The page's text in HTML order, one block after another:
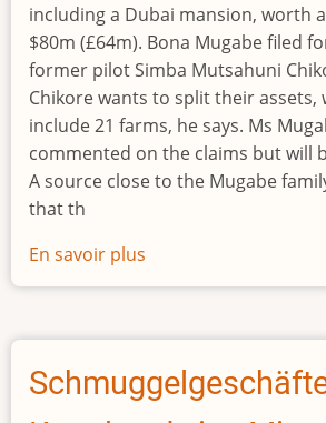
including a Dubai mansion, worth
$80m (£64m). Bona Mugabe filed
former pilot Simba Mutsahuni
Chikore wants to split their assets,
include 21 farms, he says. Ms
commented on the claims but will
A source close to the Mugabe
that th
En savoir plus
Bona
owns
Dubai
mansion